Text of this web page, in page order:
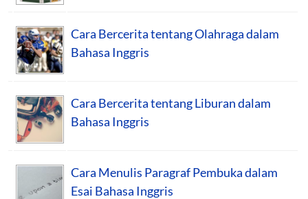
Cara Bercerita tentang Olahraga dalam
Bahasa Inggris
Cara Bercerita tentang Liburan dalam
Bahasa Inggris
Cara Menulis Paragraf Pembuka dalam
Esai Bahasa Inggris